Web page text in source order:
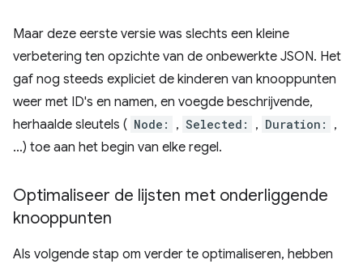
Maar deze eerste versie was slechts een kleine
verbetering ten opzichte van de onbewerkte JSON. Het
gaf nog steeds expliciet de kinderen van knooppunten
weer met ID's en namen, en voegde beschrijvende,
herhaalde sleutels ( Node: , Selected: , Duration:
,
…) toe aan het begin van elke regel.
Optimaliseer de lijsten met onderliggende
knooppunten
Als volgende stap om verder te optimaliseren, hebben